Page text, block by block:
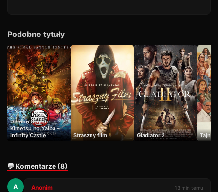
Podobne tytuły
Demon Slayer:
Kimetsu no Yaiba –
Infinity Castle
Straszny film Gladiator 2 Tajny
💬 Komentarze (8)
A Anonim 13 min temu